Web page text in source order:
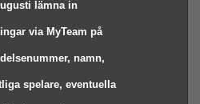
lämna in
via MyTeam på
namn,
spelare, eventuella